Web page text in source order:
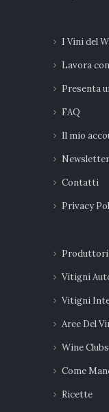
I Vini del
Lavora
Presenta
FAQ
Il mio
Newsletter
Contatti
Privacy
Produttori
Vitigni
Vitigni
Aree Del
Wine Clubs
Come
Ricette